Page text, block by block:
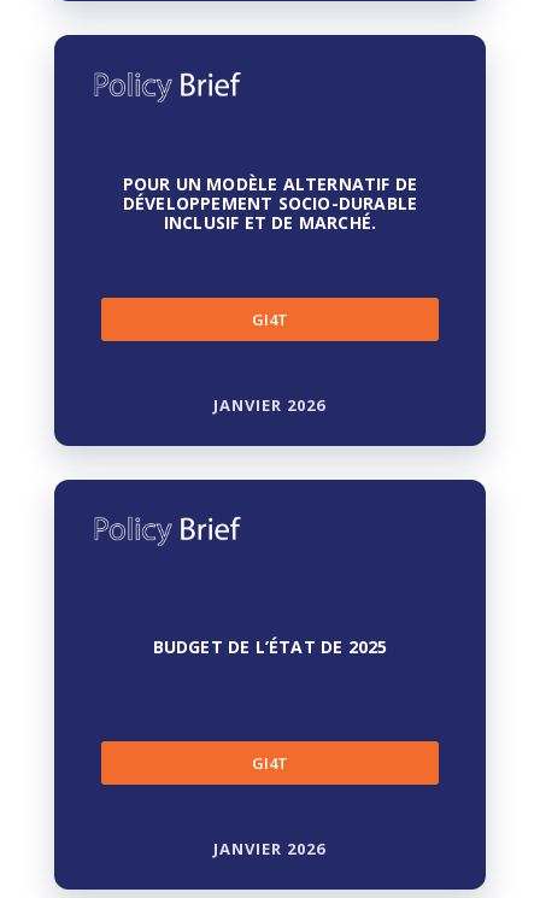
POUR UN MODÈLE ALTERNATIF DE
DÉVELOPPEMENT SOCIO-DURABLE
INCLUSIF ET DE MARCHÉ.
GI4T
JANVIER 2026
BUDGET DE L’ÉTAT DE 2025
GI4T
JANVIER 2026